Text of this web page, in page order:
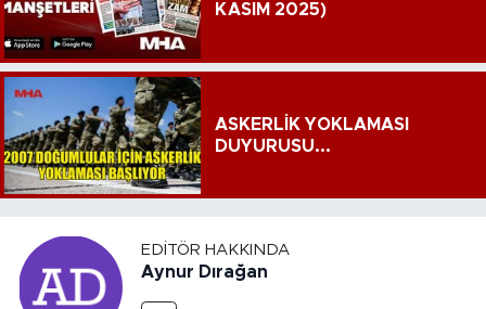
KASIM 2025)
ASKERLİK YOKLAMASI
DUYURUSU...
EDITÖR HAKKINDA
Aynur Dırağan